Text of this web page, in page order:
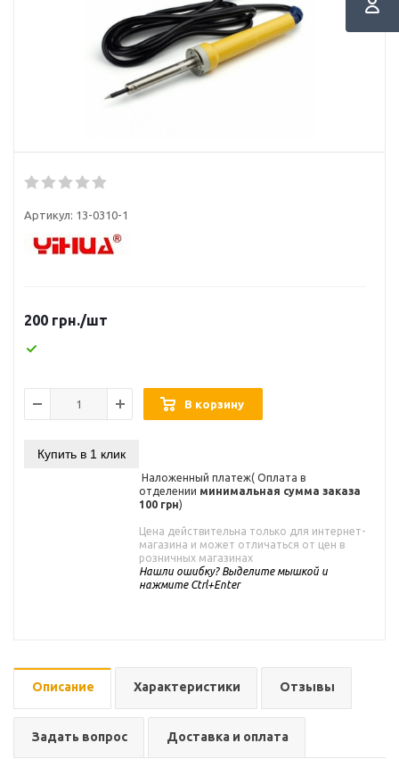
Артикул: 13-0310-1
200 грн./шт
В корзину
Купить в 1 клик
Наложенный платеж( Оплата в
отделении минимальная сумма заказа
100 грн)
Цена действительна только для интернет-
магазина и может отличаться от цен в
розничных магазинах
Нашли ошибку? Выделите мышкой и
нажмите Ctrl+Enter
Описание Характеристики Отзывы
Задать вопрос Доставка и оплата